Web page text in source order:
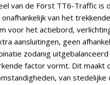
van de Först TT6-Traffic is
van het
voor het actiebord,
aansluitingen, geen
zodanig
factor vormt. Dit maakt
van